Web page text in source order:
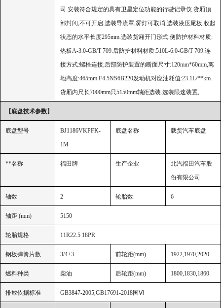
司 .安装符合规定的具有卫星定位功能的行驶记录仪.货厢顶
部封闭,不可开启.选装导流罩,雾灯可取消,选装液压尾板,收起
状态的水平长度295mm.选装货厢开门形式.侧防护材料材质:
热板A-3.0-GB/T 709.后防护材料材质:510L-6.0-GB/T 709.连
接方式:螺栓连接;后部防护装置的断面尺寸:120mm*60mm,离
地高度:465mm.F4.5NS6B220发动机对应油耗值:23.1L/**km.
货厢内尺长7000mm只5150mm轴距选装.选装限速装置,
【底盘技术参数】
底盘型号
BJ1186VKPFK-
1M
底盘名称 载货汽车底盘
**名称 福田牌 生产企业
北汽福田汽车股
份有限公司
轴数 2 轮胎数 6
轴距 (mm) 5150
轮胎规格 11R22.5 18PR
钢板弹簧片数 3/4+3 前轮距(mm) 1922,1970,2020
燃料种类 柴油 后轮距(mm) 1800,1830,1860
排放依据标准 GB3847-2005,GB17691-2018国Ⅵ